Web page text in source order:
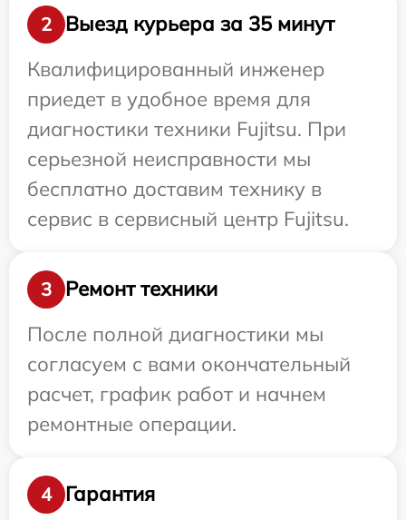
2
Выезд курьера за 35 минут
Квалифицированный инженер
приедет в удобное время для
диагностики техники Fujitsu. При
серьезной неисправности мы
бесплатно доставим технику в
сервис в сервисный центр Fujitsu.
3
Ремонт техники
После полной диагностики мы
согласуем с вами окончательный
расчет, график работ и начнем
ремонтные операции.
4 Гарантия